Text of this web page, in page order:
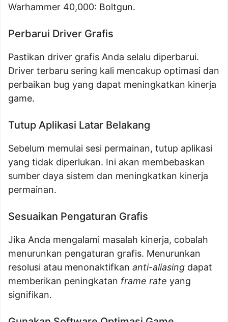
Warhammer 40,000: Boltgun.
Perbarui Driver Grafis
Pastikan driver grafis Anda selalu diperbarui.
Driver terbaru sering kali mencakup optimasi dan
perbaikan bug yang dapat meningkatkan kinerja
game.
Tutup Aplikasi Latar Belakang
Sebelum memulai sesi permainan, tutup aplikasi
yang tidak diperlukan. Ini akan membebaskan
sumber daya sistem dan meningkatkan kinerja
permainan.
Sesuaikan Pengaturan Grafis
Jika Anda mengalami masalah kinerja, cobalah
menurunkan pengaturan grafis. Menurunkan
resolusi atau menonaktifkan anti-aliasing dapat
memberikan peningkatan frame rate yang
signifikan.